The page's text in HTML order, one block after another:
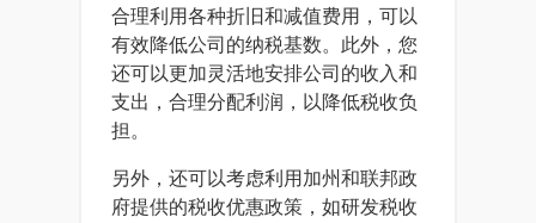
合理利用各种折旧和减值费用，可以
有效降低公司的纳税基数。此外，您
还可以更加灵活地安排公司的收入和
支出，合理分配利润，以降低税收负
担。
另外，还可以考虑利用加州和联邦政
府提供的税收优惠政策，如研发税收